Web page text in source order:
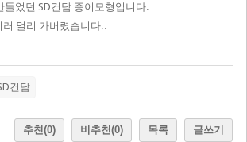
들었던 SD건담 종이모형입니다.
멀리 가버렸습니다..
건담
추천(0) 비추천(0) 목록 글쓰기